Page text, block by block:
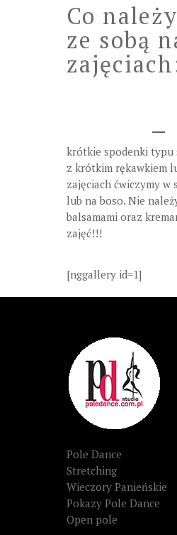
Co
ze sobą
krótkie spodenki typu
z krótkim rękawkiem
zajęciach ćwiczymy w
lub na boso. Nie
balsamami oraz
zajęć!!!
[nggallery id=1]
Pole Dance
Stretching
Wieczory Panieńskie
Pokazy Pole Dance
Open pole